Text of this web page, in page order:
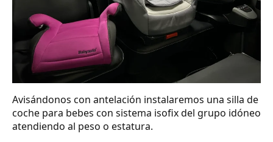
Avisándonos con antelación instalaremos una silla de
coche para bebes con sistema isofix del grupo idóneo
atendiendo al peso o estatura.